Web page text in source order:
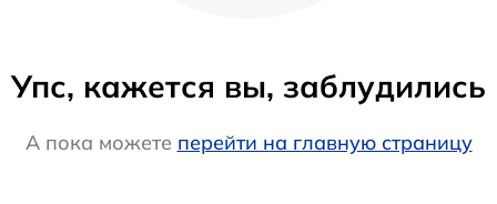
Упс, кажется вы, заблудились
А пока можете перейти на главную страницу